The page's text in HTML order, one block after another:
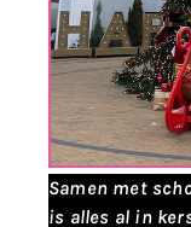
Samen met
is alles al in